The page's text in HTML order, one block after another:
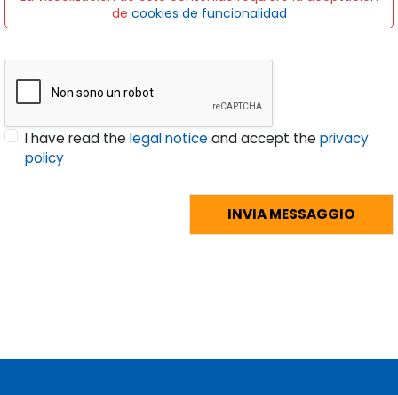
de cookies de funcionalidad
I have read thelegal noticeand accept theprivacy
policy